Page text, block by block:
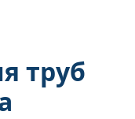
труб